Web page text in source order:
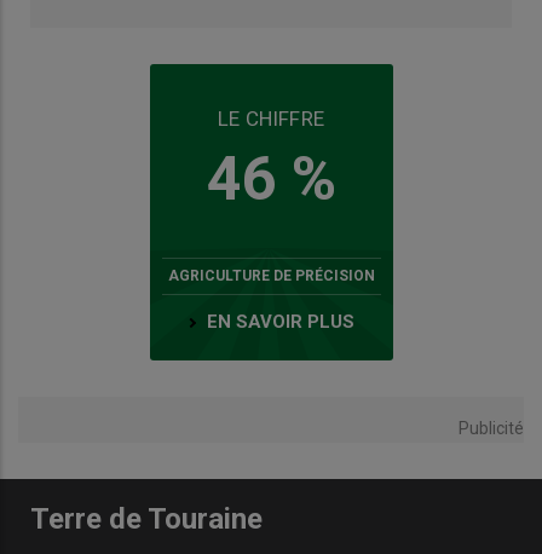
LE CHIFFRE
46 %
AGRICULTURE DE PRÉCISION
EN SAVOIR PLUS
Publicité
Terre de Touraine